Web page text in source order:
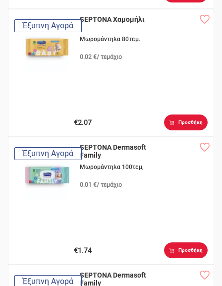
Έξυπνη Αγορά
SEPTONA Χαμομήλι
Μωρομάντηλα 80τεμ.
0.02 €/ τεμάχιο
€2.07 Προσθήκη
Έξυπνη Αγορά
SEPTONA Dermasoft
Family
Μωρομάντηλα 100τεμ,
0.01 €/ τεμάχιο
€1.74 Προσθήκη
Έξυπνη Αγορά
SEPTONA Dermasoft
Family